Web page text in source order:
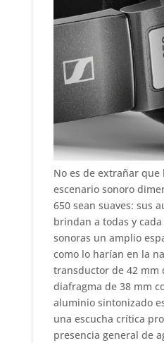
No es de extrañar que
escenario sonoro
650 sean suaves: sus
brindan a todas y
sonoras un amplio
como lo harían en la
transductor de 42 mm
diafragma de 38 mm
aluminio sintonizado
una escucha crítica
presencia general de